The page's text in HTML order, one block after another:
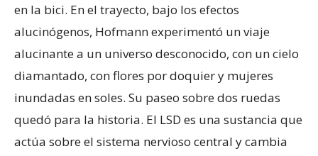
en la bici. En el trayecto, bajo los efectos
alucinógenos, Hofmann experimentó un viaje
alucinante a un universo desconocido, con un cielo
diamantado, con flores por doquier y mujeres
inundadas en soles. Su paseo sobre dos ruedas
quedó para la historia. El LSD es una sustancia que
actúa sobre el sistema nervioso central y cambia